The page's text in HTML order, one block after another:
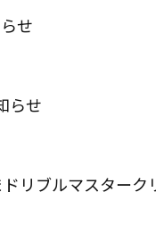
せ
らせ
リブルマスターク